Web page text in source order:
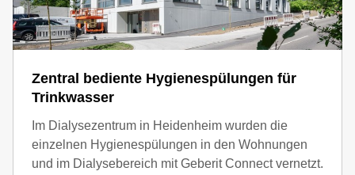
Zentral bediente Hygienespülungen für
Trinkwasser
Im Dialysezentrum in Heidenheim wurden die
einzelnen Hygienespülungen in den Wohnungen
und im Dialysebereich mit Geberit Connect vernetzt.